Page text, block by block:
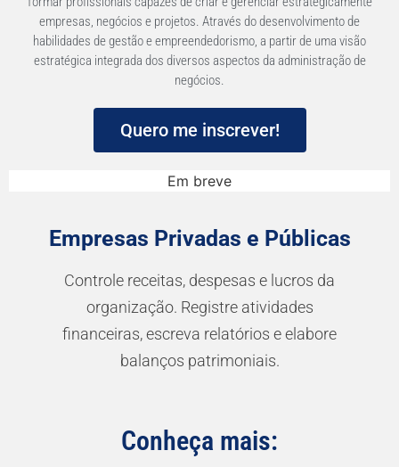
empresas, negócios e projetos. Através do desenvolvimento de
habilidades de gestão e empreendedorismo, a partir de uma visão
estratégica integrada dos diversos aspectos da administração de
negócios.
Quero me inscrever!
Em breve
Empresas Privadas e Públicas
Controle receitas, despesas e lucros da
organização. Registre atividades
financeiras, escreva relatórios e elabore
balanços patrimoniais.
Conheça mais: